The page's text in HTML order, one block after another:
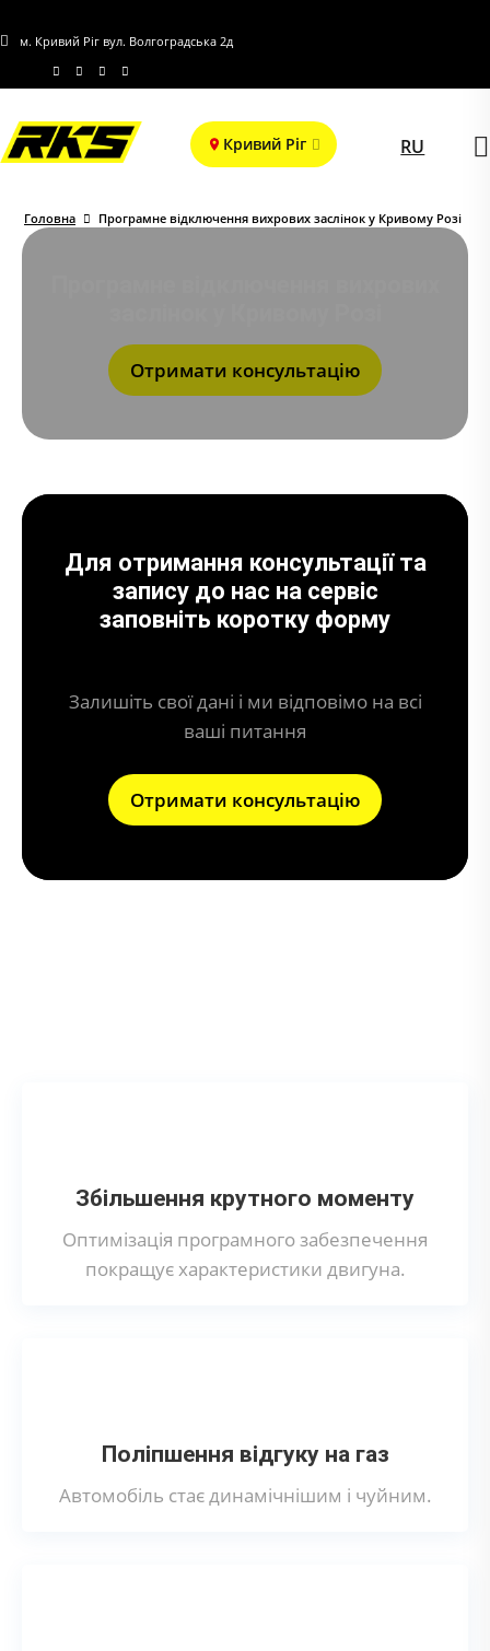
м. Кривий Ріг вул. Волгоградська 2д
Кривий Ріг RU
Головна Програмне відключення вихрових заслінок у Кривому Розі
Отримати консультацію
Для отримання консультації та
запису до нас на сервіс
заповніть коротку форму
Залишіть свої дані і ми відповімо на всі
ваші питання
Отримати консультацію
Збільшення крутного моменту
Оптимізація програмного забезпечення
покращує характеристики двигуна.
Поліпшення відгуку на газ
Автомобіль стає динамічнішим і чуйним.